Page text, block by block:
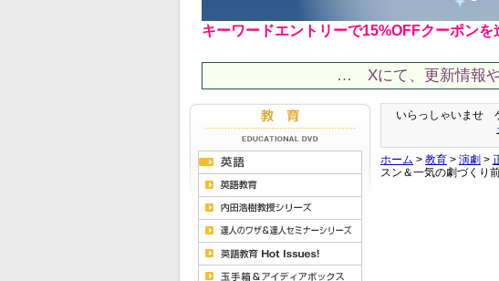
キーワードエントリーで15%OFFクーポンを
… Xにて、更新情報や
いらっしゃいませ
ホーム > 教育 > 演劇 >
スン＆一気の劇づくり